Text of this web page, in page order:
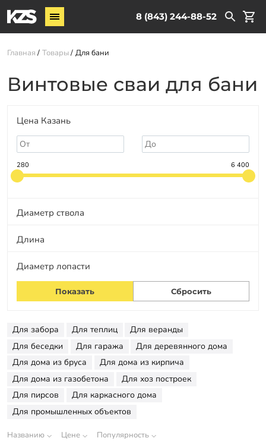
8 (843) 244-88-52
Винтовые сваи
ЖБ сваи
Комплектующие
Услуги
О компании
Новости
Партнёрам
Контакты
Отзывы
Гарантии
Заказать звонок
Главная Товары Для бани
Винтовые сваи для бани
Цена Казань
280 6 400
Диаметр ствола
Длина
Диаметр лопасти
Для забора Для теплиц
Для веранды
Для беседки
Для гаража
Для деревянного дома
Для дома из бруса
Для дома из кирпича
Для дома из газобетона
Для хоз построек
Для пирсов
Для каркасного дома
Для промышленных объектов
Названию Цене Популярность